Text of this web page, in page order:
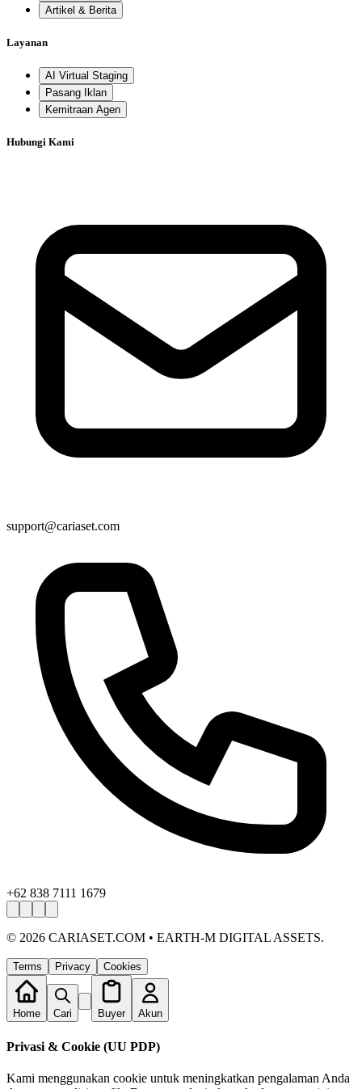
Artikel & Berita
Layanan
AI Virtual Staging
Pasang Iklan
Kemitraan Agen
Hubungi Kami
support@cariaset.com
+62 838 7111 1679
© 2026 CARIASET.COM • EARTH-M DIGITAL ASSETS.
Terms Privacy Cookies
Home Cari Buyer Akun
Privasi & Cookie (UU PDP)
Kami menggunakan cookie untuk meningkatkan pengalaman Anda